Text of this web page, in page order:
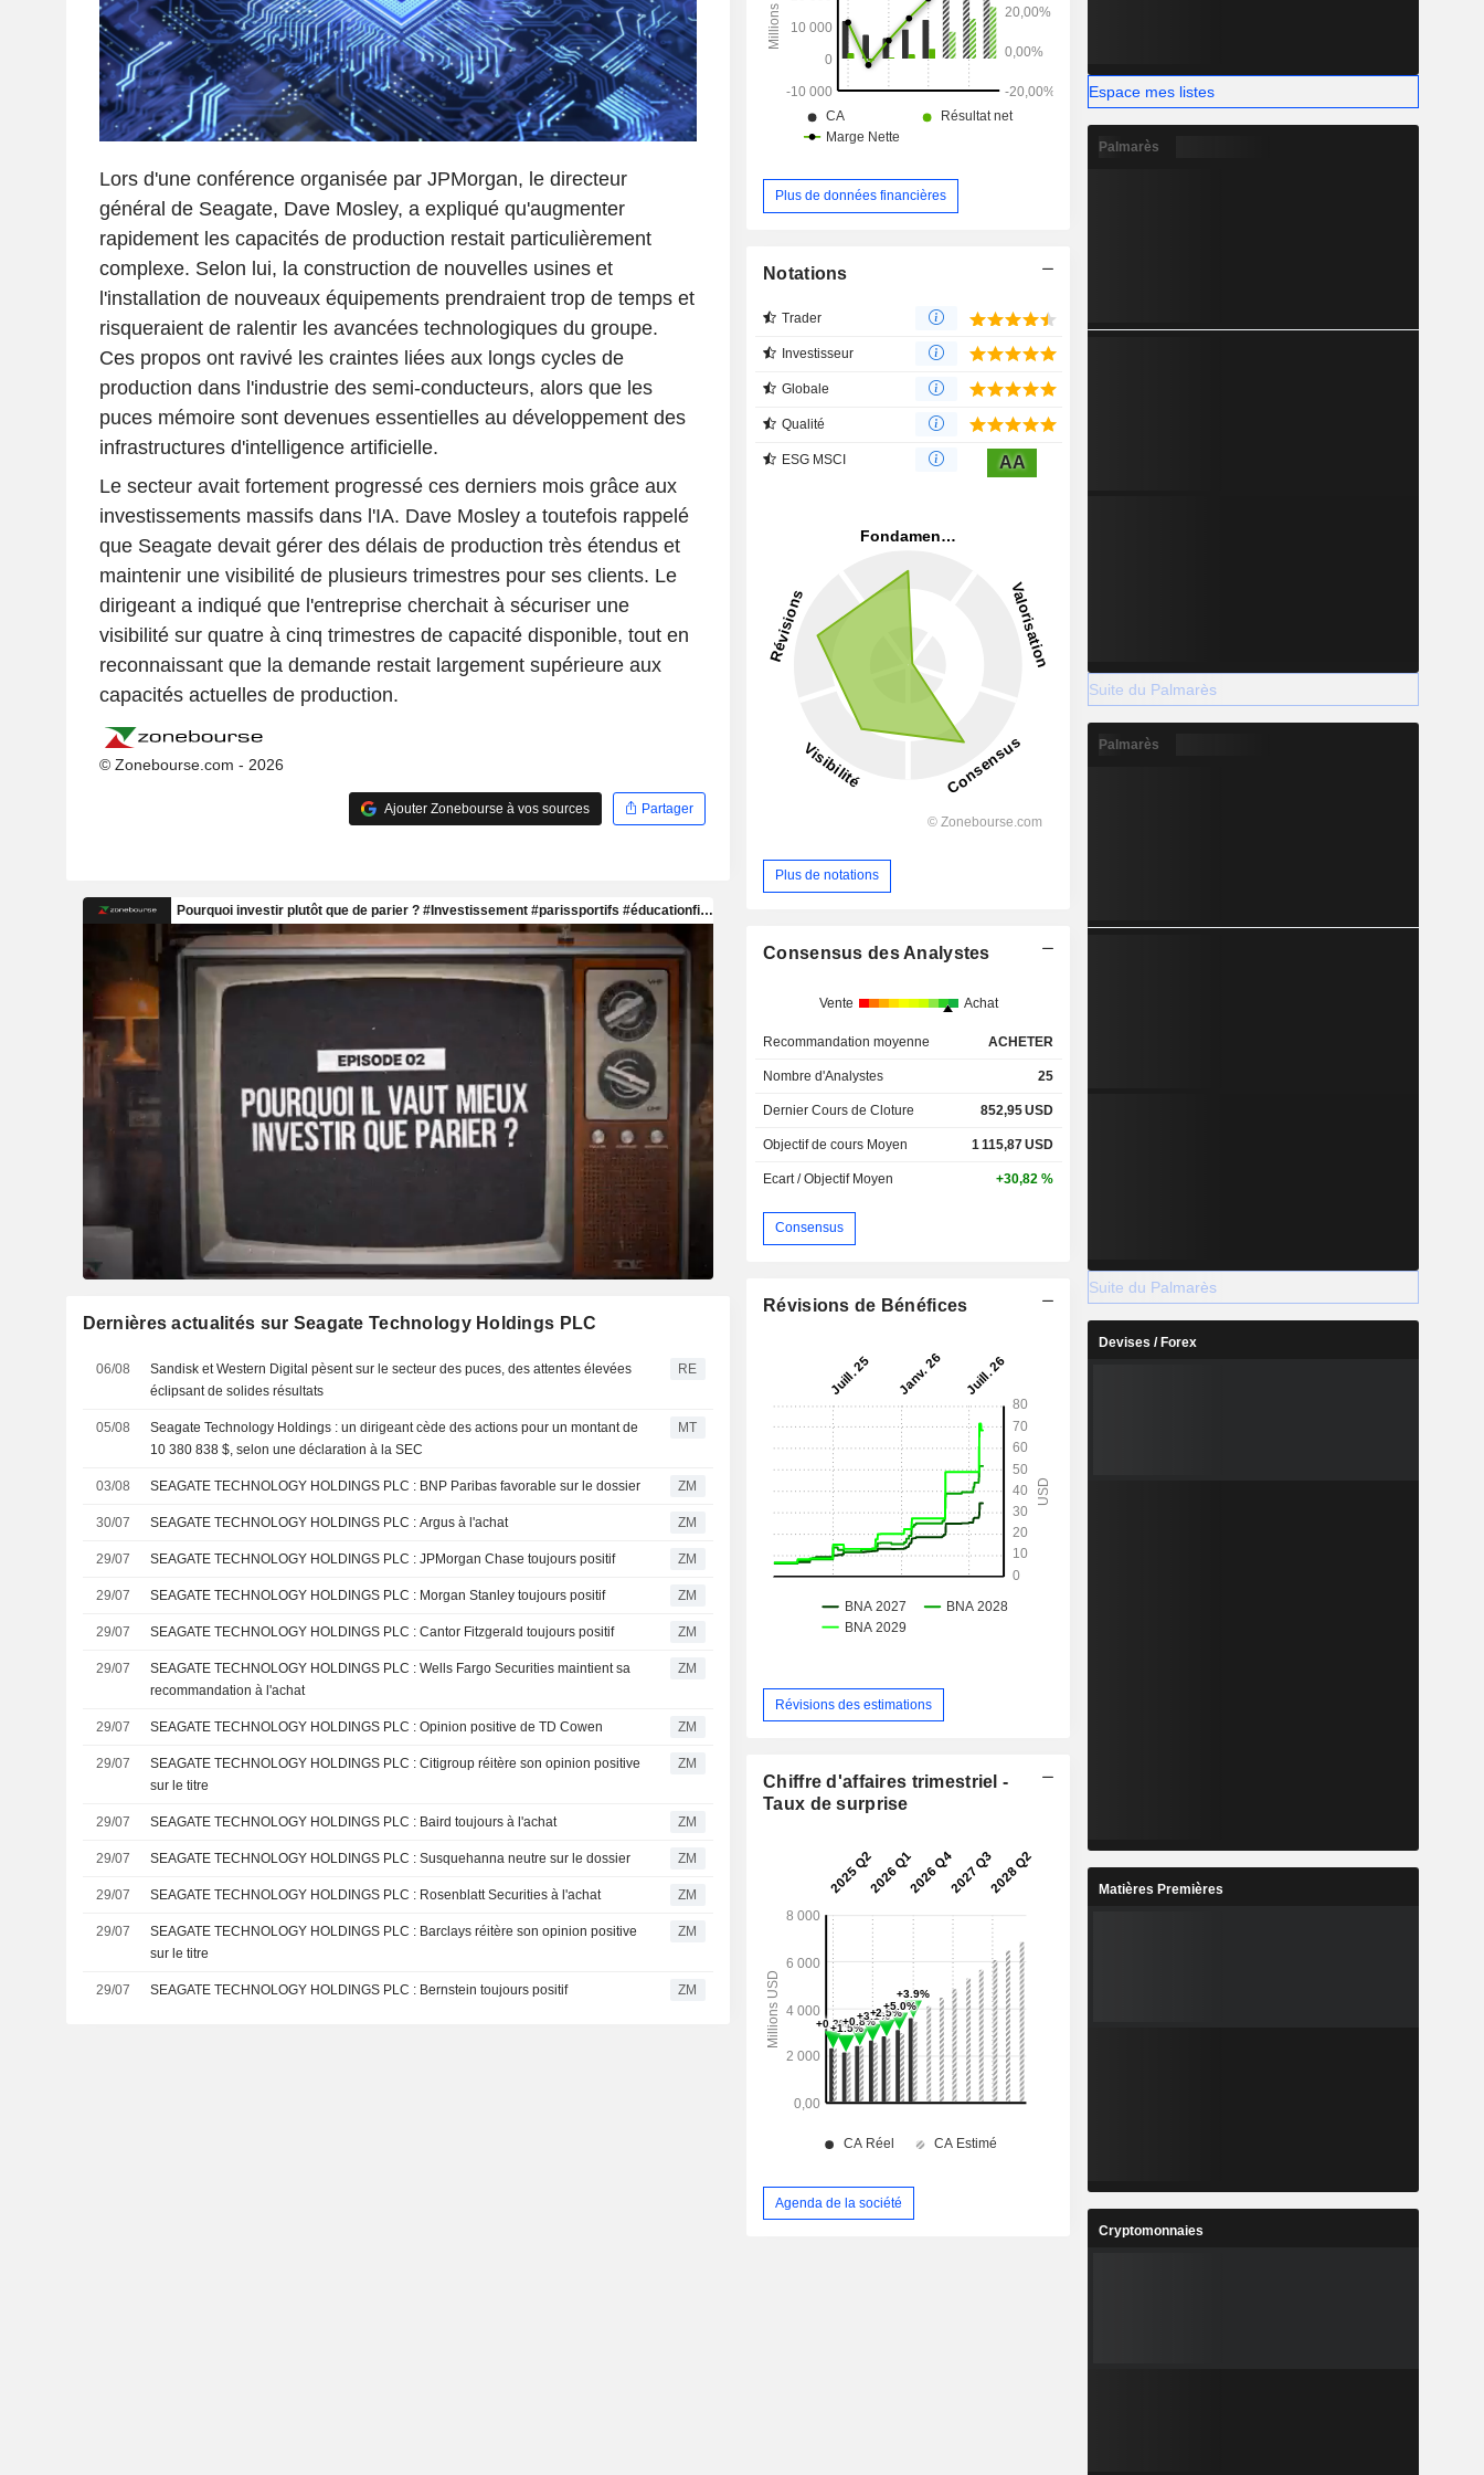
Lors d'une conférence organisée par JPMorgan, le directeur
général de Seagate, Dave Mosley, a expliqué qu'augmenter
rapidement les capacités de production restait particulièrement
complexe. Selon lui, la construction de nouvelles usines et
l'installation de nouveaux équipements prendraient trop de temps et
risqueraient de ralentir les avancées technologiques du groupe.
Ces propos ont ravivé les craintes liées aux longs cycles de
production dans l'industrie des semi-conducteurs, alors que les
puces mémoire sont devenues essentielles au développement des
infrastructures d'intelligence artificielle.
Le secteur avait fortement progressé ces derniers mois grâce aux
investissements massifs dans l'IA. Dave Mosley a toutefois rappelé
que Seagate devait gérer des délais de production très étendus et
maintenir une visibilité de plusieurs trimestres pour ses clients. Le
dirigeant a indiqué que l'entreprise cherchait à sécuriser une
visibilité sur quatre à cinq trimestres de capacité disponible, tout en
reconnaissant que la demande restait largement supérieure aux
capacités actuelles de production.
© Zonebourse.com - 2026
Ajouter Zonebourse à vos sources Partager
Dernières actualités sur Seagate Technology Holdings PLC
06/08
Sandisk et Western Digital pèsent sur le secteur des puces, des attentes élevées
éclipsant de solides résultats
RE
05/08
Seagate Technology Holdings : un dirigeant cède des actions pour un montant de
10 380 838 $, selon une déclaration à la SEC
MT
03/08 SEAGATE TECHNOLOGY HOLDINGS PLC : BNP Paribas favorable sur le dossier ZM
30/07 SEAGATE TECHNOLOGY HOLDINGS PLC : Argus à l'achat ZM
29/07 SEAGATE TECHNOLOGY HOLDINGS PLC : JPMorgan Chase toujours positif ZM
29/07 SEAGATE TECHNOLOGY HOLDINGS PLC : Morgan Stanley toujours positif ZM
29/07 SEAGATE TECHNOLOGY HOLDINGS PLC : Cantor Fitzgerald toujours positif ZM
29/07
SEAGATE TECHNOLOGY HOLDINGS PLC : Wells Fargo Securities maintient sa
recommandation à l'achat
ZM
29/07 SEAGATE TECHNOLOGY HOLDINGS PLC : Opinion positive de TD Cowen ZM
29/07
SEAGATE TECHNOLOGY HOLDINGS PLC : Citigroup réitère son opinion positive
sur le titre
ZM
29/07 SEAGATE TECHNOLOGY HOLDINGS PLC : Baird toujours à l'achat ZM
29/07 SEAGATE TECHNOLOGY HOLDINGS PLC : Susquehanna neutre sur le dossier ZM
29/07 SEAGATE TECHNOLOGY HOLDINGS PLC : Rosenblatt Securities à l'achat ZM
29/07
SEAGATE TECHNOLOGY HOLDINGS PLC : Barclays réitère son opinion positive
sur le titre
ZM
29/07 SEAGATE TECHNOLOGY HOLDINGS PLC : Bernstein toujours positif ZM
Singapour et en Chine. La répartition
géographique du CA est la suivante : Etats-Unis
(48,5%), Singapour (41,3%) et Pays-Bas
Plus de données financières
Notations
Trader
Investisseur
Globale
Qualité
ESG MSCI AA
Plus de notations
Consensus des Analystes
Vente Achat
Recommandation moyenne ACHETER
Nombre d'Analystes 25
Dernier Cours de Cloture 852,95USD
Objectif de cours Moyen 1 115,87USD
Ecart / Objectif Moyen +30,82 %
Consensus
Révisions de Bénéfices
Révisions des estimations
Chiffre d'affaires trimestriel -
Taux de surprise
Agenda de la société
Espace mes listes
Palmarès
Suite du Palmarès
Palmarès
Suite du Palmarès
Devises / Forex
Matières Premières
Cryptomonnaies